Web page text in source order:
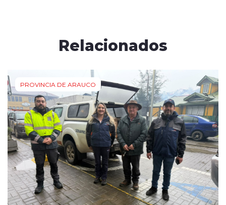
Relacionados
PROVINCIA DE ARAUCO